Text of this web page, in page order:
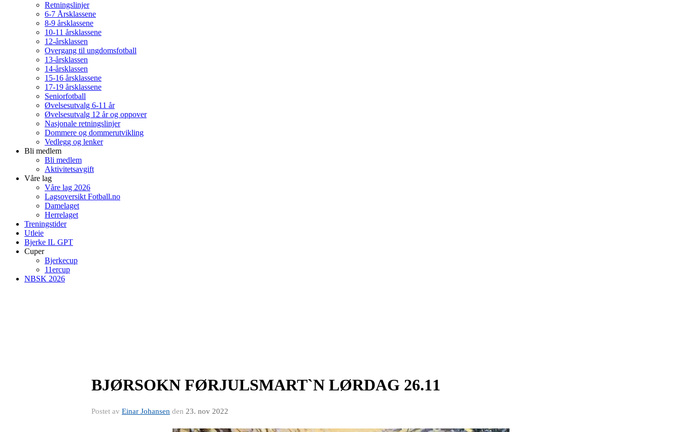
Retningslinjer
6-7 Årsklassene
8-9 årsklassene
10-11 årsklassene
12-årsklassen
Overgang til ungdomsfotball
13-årsklassen
14-årsklassen
15-16 årsklassene
17-19 årsklassene
Seniorfotball
Øvelsesutvalg 6-11 år
Øvelsesutvalg 12 år og oppover
Nasjonale retningslinjer
Dommere og dommerutvikling
Vedlegg og lenker
Bli medlem
Bli medlem
Aktivitetsavgift
Våre lag
Våre lag 2026
Lagsoversikt Fotball.no
Damelaget
Herrelaget
Treningstider
Utleie
Bjerke IL GPT
Cuper
Bjerkecup
11ercup
NBSK 2026
BJØRSOKN FØRJULSMART`N LØRDAG 26.11
Postet av Einar Johansen den 23. nov 2022